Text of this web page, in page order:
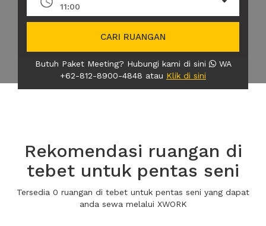
11:00
CARI RUANGAN
Butuh Paket Meeting? Hubungi kami di sini
WA
+62-812-8900-4848 atau Klik di sini
Rekomendasi ruangan di
tebet untuk pentas seni
Tersedia 0 ruangan di tebet untuk pentas seni yang dapat
anda sewa melalui XWORK